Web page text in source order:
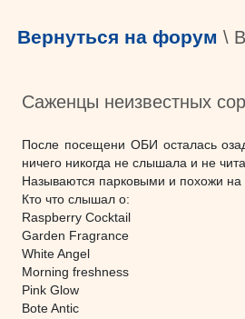
Вернуться на форум \
Саженцы неизвестных
После посещени ОБИ осталась
ничего никогда не слышала и не
Называются парковыми и похожи на
Кто что слышал о:
Raspberry Cocktail
Garden Fragrance
White Angel
Мorning freshness
Pink Glow
Bote Antic